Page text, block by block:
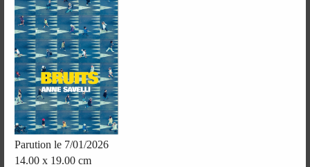
Parution le 7/01/2026
14.00 x 19.00 cm